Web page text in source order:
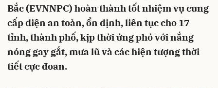
Bắc (EVNNPC) hoàn thành tốt nhiệm vụ cung
cấp điện an toàn, ổn định, liên tục cho 17
tỉnh, thành phố, kịp thời ứng phó với nắng
nóng gay gắt, mưa lũ và các hiện tượng thời
tiết cực đoan.